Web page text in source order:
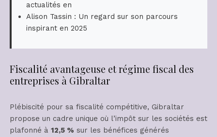
actualités en
Alison Tassin : Un regard sur son parcours
inspirant en 2025
Fiscalité avantageuse et régime fiscal des
entreprises à Gibraltar
Plébiscité pour sa fiscalité compétitive, Gibraltar
propose un cadre unique où l’impôt sur les sociétés est
plafonné à 12,5 % sur les bénéfices générés